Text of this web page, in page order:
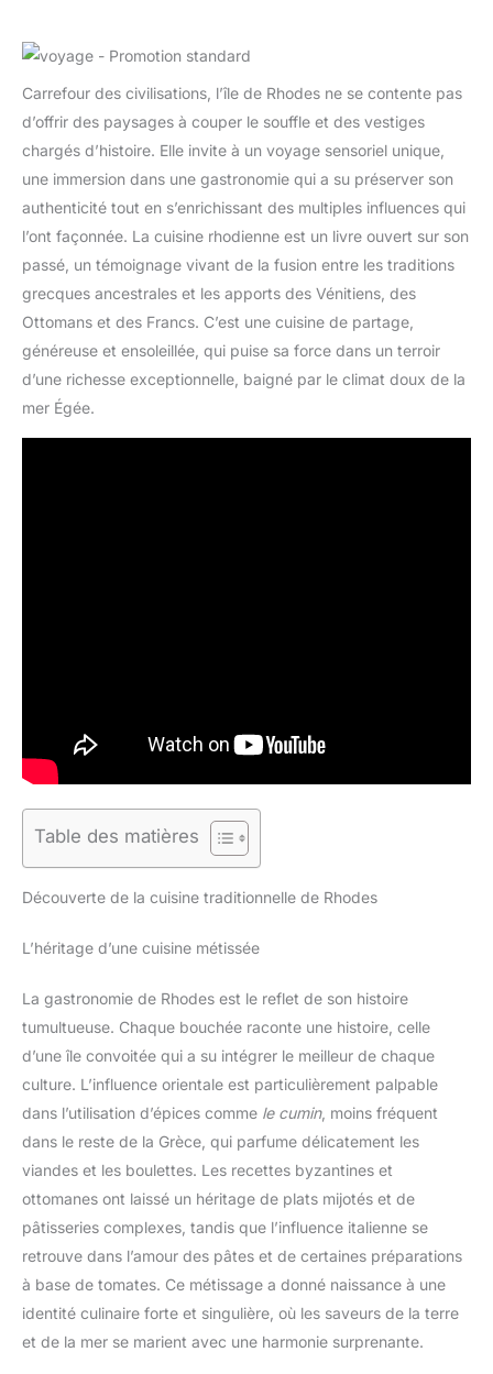
Carrefour des civilisations, l’île de Rhodes ne se contente pas
d’offrir des paysages à couper le souffle et des vestiges
chargés d’histoire. Elle invite à un voyage sensoriel unique,
une immersion dans une gastronomie qui a su préserver son
authenticité tout en s’enrichissant des multiples influences qui
l’ont façonnée. La cuisine rhodienne est un livre ouvert sur son
passé, un témoignage vivant de la fusion entre les traditions
grecques ancestrales et les apports des Vénitiens, des
Ottomans et des Francs. C’est une cuisine de partage,
généreuse et ensoleillée, qui puise sa force dans un terroir
d’une richesse exceptionnelle, baigné par le climat doux de la
mer Égée.
Table des matières
Découverte de la cuisine traditionnelle de Rhodes
L’héritage d’une cuisine métissée
La gastronomie de Rhodes est le reflet de son histoire
tumultueuse. Chaque bouchée raconte une histoire, celle
d’une île convoitée qui a su intégrer le meilleur de chaque
culture. L’influence orientale est particulièrement palpable
dans l’utilisation d’épices comme le cumin, moins fréquent
dans le reste de la Grèce, qui parfume délicatement les
viandes et les boulettes. Les recettes byzantines et
ottomanes ont laissé un héritage de plats mijotés et de
pâtisseries complexes, tandis que l’influence italienne se
retrouve dans l’amour des pâtes et de certaines préparations
à base de tomates. Ce métissage a donné naissance à une
identité culinaire forte et singulière, où les saveurs de la terre
et de la mer se marient avec une harmonie surprenante.